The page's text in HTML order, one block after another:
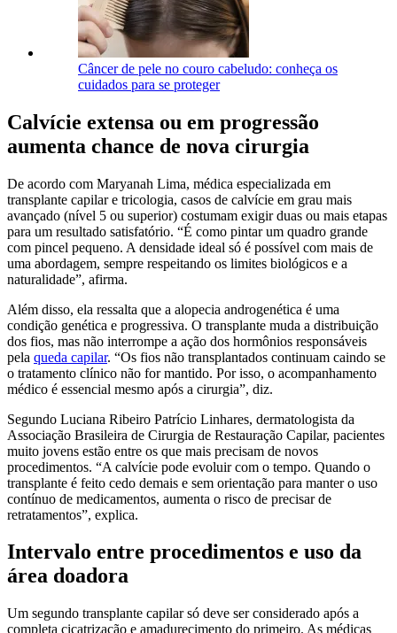
Câncer de pele no couro cabeludo: conheça os
cuidados para se proteger
Calvície extensa ou em progressão
aumenta chance de nova cirurgia
De acordo com Maryanah Lima, médica especializada em
transplante capilar e tricologia, casos de calvície em grau mais
avançado (nível 5 ou superior) costumam exigir duas ou mais etapas
para um resultado satisfatório. “É como pintar um quadro grande
com pincel pequeno. A densidade ideal só é possível com mais de
uma abordagem, sempre respeitando os limites biológicos e a
naturalidade”, afirma.
Além disso, ela ressalta que a alopecia androgenética é uma
condição genética e progressiva. O transplante muda a distribuição
dos fios, mas não interrompe a ação dos hormônios responsáveis
pela queda capilar. “Os fios não transplantados continuam caindo se
o tratamento clínico não for mantido. Por isso, o acompanhamento
médico é essencial mesmo após a cirurgia”, diz.
Segundo Luciana Ribeiro Patrício Linhares, dermatologista da
Associação Brasileira de Cirurgia de Restauração Capilar, pacientes
muito jovens estão entre os que mais precisam de novos
procedimentos. “A calvície pode evoluir com o tempo. Quando o
transplante é feito cedo demais e sem orientação para manter o uso
contínuo de medicamentos, aumenta o risco de precisar de
retratamentos”, explica.
Intervalo entre procedimentos e uso da
área doadora
Um segundo transplante capilar só deve ser considerado após a
completa cicatrização e amadurecimento do primeiro. As médicas